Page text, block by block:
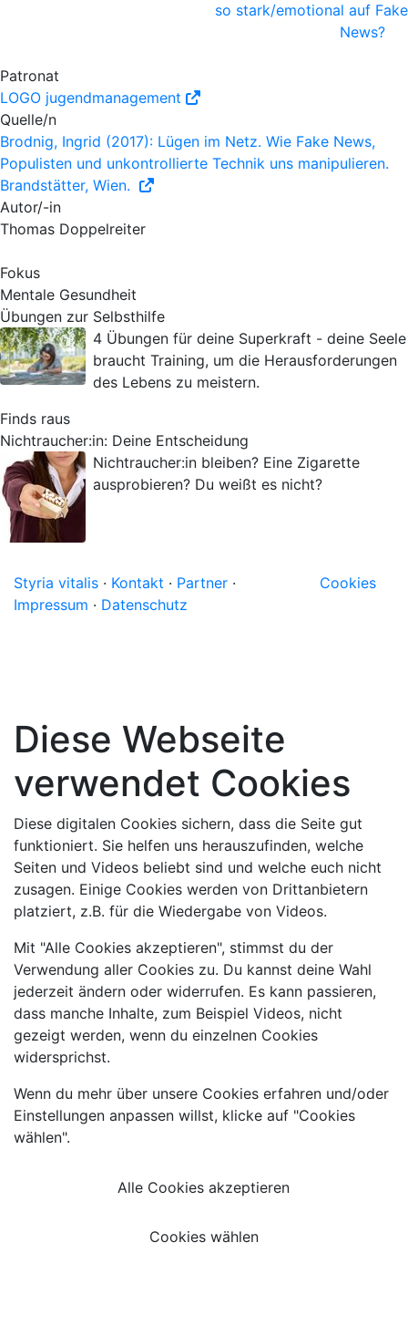
so stark/emotional auf Fake
News?
Patronat
LOGO jugendmanagement
Quelle/n
Brodnig, Ingrid (2017): Lügen im Netz. Wie Fake News,
Populisten und unkontrollierte Technik uns manipulieren.
Brandstätter, Wien.
Autor/-in
Thomas Doppelreiter
Fokus
Mentale Gesundheit
Übungen zur Selbsthilfe
4 Übungen für deine Superkraft - deine Seele
braucht Training, um die Herausforderungen
des Lebens zu meistern.
Finds raus
Nichtraucher:in: Deine Entscheidung
Nichtraucher:in bleiben? Eine Zigarette
ausprobieren? Du weißt es nicht?
Styria vitalis · Kontakt · Partner ·
Impressum · Datenschutz
Cookies
Diese Webseite
verwendet Cookies
Diese digitalen Cookies sichern, dass die Seite gut
funktioniert. Sie helfen uns herauszufinden, welche
Seiten und Videos beliebt sind und welche euch nicht
zusagen. Einige Cookies werden von Drittanbietern
platziert, z.B. für die Wiedergabe von Videos.
Mit "Alle Cookies akzeptieren", stimmst du der
Verwendung aller Cookies zu. Du kannst deine Wahl
jederzeit ändern oder widerrufen. Es kann passieren,
dass manche Inhalte, zum Beispiel Videos, nicht
gezeigt werden, wenn du einzelnen Cookies
widersprichst.
Wenn du mehr über unsere Cookies erfahren und/oder
Einstellungen anpassen willst, klicke auf "Cookies
wählen".
Alle Cookies akzeptieren
Cookies wählen